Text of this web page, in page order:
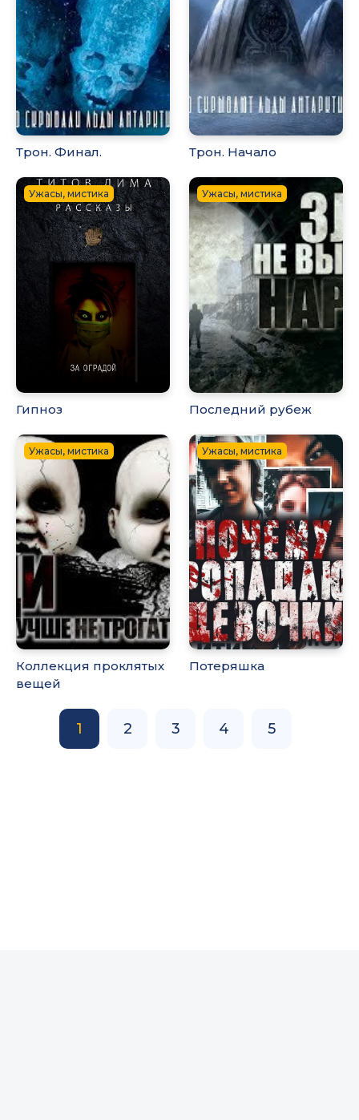
Трон. Финал. Трон. Начало
Ужасы, мистика
Гипноз
Ужасы, мистика
Последний рубеж
Ужасы, мистика
Коллекция проклятых
вещей
Ужасы, мистика
Потеряшка
1 2 3 4 5